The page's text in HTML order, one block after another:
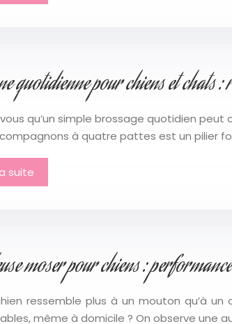
quotidienne pour chiens et chats
qu’un simple brossage quotidien
à quatre pattes est un pilier
suite
moser pour chiens :
ressemble plus à un mouton qu’à
même à domicile ? On observe une